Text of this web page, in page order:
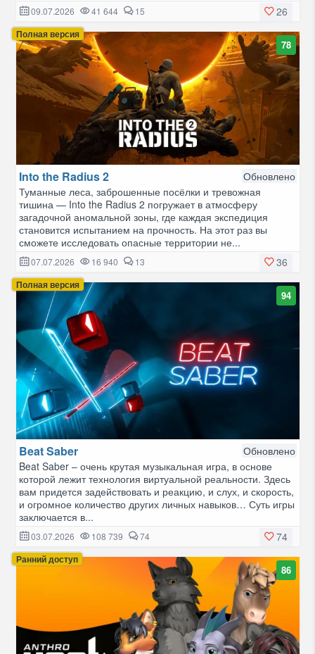
26
09.07.2026 41 644 15
Полная версия
78
Into the Radius 2
Обновлено
Туманные леса, заброшенные посёлки и тревожная
тишина — Into the Radius 2 погружает в атмосферу
загадочной аномальной зоны, где каждая экспедиция
становится испытанием на прочность. На этот раз вы
сможете исследовать опасные территории не...
36
07.07.2026 16 940 13
Полная версия
94
Beat Saber
Обновлено
Beat Saber – очень крутая музыкальная игра, в основе
которой лежит технология виртуальной реальности. Здесь
вам придется задействовать и реакцию, и слух, и скорость,
и огромное количество других личных навыков… Суть игры
заключается в...
74
03.07.2026 108 739 74
Ранний доступ
86